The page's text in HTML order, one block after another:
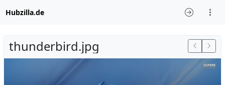
Hubzilla.de
thunderbird.jpg